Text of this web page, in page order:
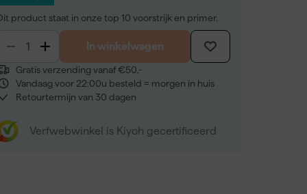
product staat in onze top 10 voorstrijk en primer.
In winkelwagen
Gratis verzending vanaf €50,-
Vandaag voor 22:00u besteld = morgen in huis
Retourtermijn van 30 dagen
Verfwebwinkel is Kiyoh gecertificeerd